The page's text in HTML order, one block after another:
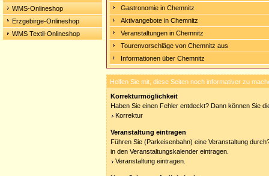
WMS-Onlineshop
Erzgebirge-Onlineshop
WMS Textil-Onlineshop
Gastronomie in Chemnitz
Aktivangebote in Chemnitz
Veranstaltungen in Chemnitz
Tourenvorschläge von Chemnitz aus
Informationen über Chemnitz
Helfen Sie mit, diese Seiten noch informativer zu
Korrekturmöglichkeit
Haben Sie einen Fehler entdeckt? Dann können Sie
Korrektur
Veranstaltung eintragen
Führen Sie (Parkeisenbahn) eine Veranstaltung
in den Veranstaltungskalender eintragen.
Veranstaltung eintragen.